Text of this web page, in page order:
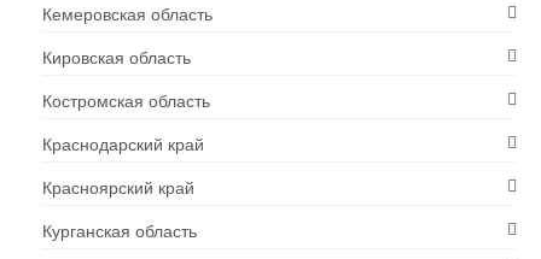
Кемеровская область
Кировская область
Костромская область
Краснодарский край
Красноярский край
Курганская область